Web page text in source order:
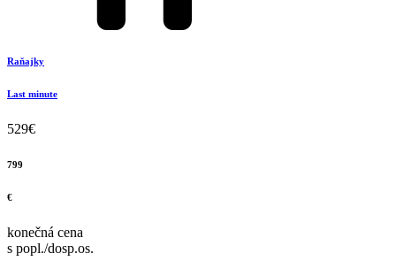
Raňajky
Last minute
529€
799
€
konečná cena
s popl./dosp.os.